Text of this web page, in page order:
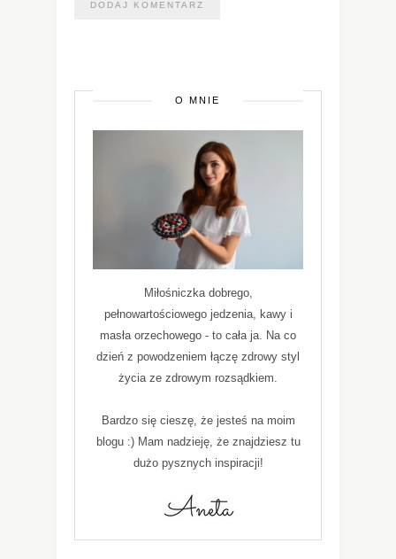
O MNIE
Miłośniczka dobrego,
pełnowartościowego jedzenia, kawy i
masła orzechowego - to cała ja. Na co
dzień z powodzeniem łączę zdrowy styl
życia ze zdrowym rozsądkiem.
Bardzo się cieszę, że jesteś na moim
blogu :) Mam nadzieję, że znajdziesz tu
dużo pysznych inspiracji!